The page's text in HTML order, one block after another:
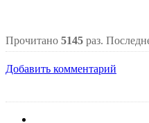
Прочитано 5145 раз.
Добавить комментарий